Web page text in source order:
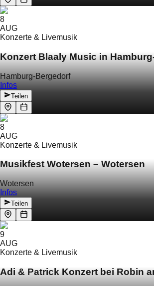
8
AUG
Konzerte & Livemusik
Konzert Blaaly Music in
Hamburg-Bergedorf
Infos
Teilen
8
AUG
Konzerte & Livemusik
Musikfest Wotersen – Wotersen
Wotersen
Infos
Teilen
9
AUG
Konzerte & Livemusik
Adi & Patrick Konzert bei Robin